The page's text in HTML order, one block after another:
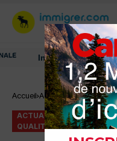
Immigrer au Canada:
Accueil Actualité Le Canada,
ACTUALITÉ
LES
QUALITÉ DE VIE ET